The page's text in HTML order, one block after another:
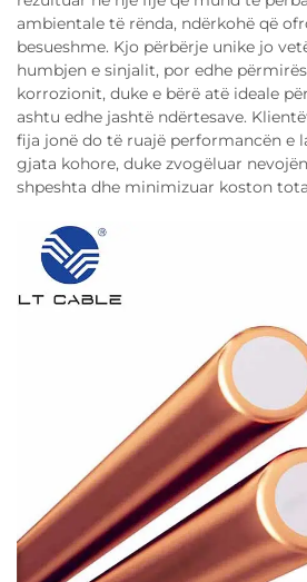
ambientale të rënda, ndërkohë që
besueshme. Kjo përbërje unike jo
humbjen e sinjalit, por edhe
korrozionit, duke e bërë atë ideale
ashtu edhe jashtë ndërtesave.
fija jonë do të ruajë performancën e
gjata kohore, duke zvogëluar
shpeshta dhe minimizuar koston